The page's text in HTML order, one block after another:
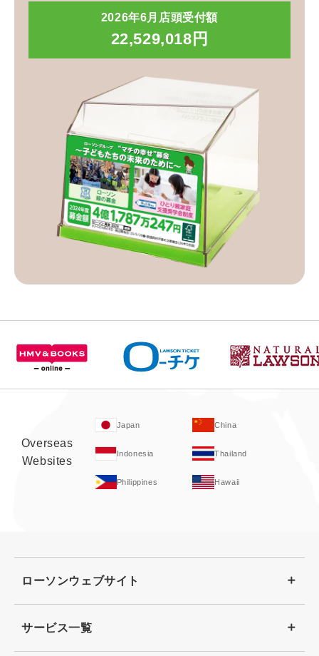
2026年6月店頭受付額
22,529,018円
Overseas
Websites
Japan China
Indonesia Thailand
Philippines Hawaii
ローソンウェブサイト
サービス一覧